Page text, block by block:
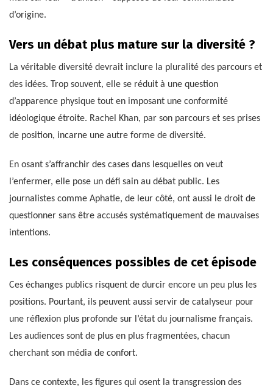
d’origine.
Vers un débat plus mature sur la diversité ?
La véritable diversité devrait inclure la pluralité des parcours et
des idées. Trop souvent, elle se réduit à une question
d’apparence physique tout en imposant une conformité
idéologique étroite. Rachel Khan, par son parcours et ses prises
de position, incarne une autre forme de diversité.
En osant s’affranchir des cases dans lesquelles on veut
l’enfermer, elle pose un défi sain au débat public. Les
journalistes comme Aphatie, de leur côté, ont aussi le droit de
questionner sans être accusés systématiquement de mauvaises
intentions.
Les conséquences possibles de cet épisode
Ces échanges publics risquent de durcir encore un peu plus les
positions. Pourtant, ils peuvent aussi servir de catalyseur pour
une réflexion plus profonde sur l’état du journalisme français.
Les audiences sont de plus en plus fragmentées, chacun
cherchant son média de confort.
Dans ce contexte, les figures qui osent la transgression des